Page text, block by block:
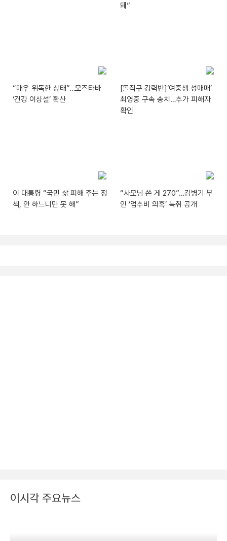
돼”
“매우 위독한 상태”…모즈타바
‘건강 이상설’ 확산
[돌직구 강력반]‘여중생 성매매’
최영중 구속 송치…추가 피해자
확인
이 대통령 “국민 삶 피해 주는 정
책, 안 하느니만 못 해”
“사모님 쓴 게 270”…김병기 부
인 ‘업추비 의혹’ 녹취 공개
이시각 주요뉴스